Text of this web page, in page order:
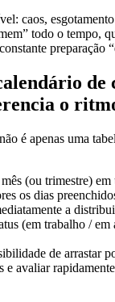
caos,
todo o tempo,
preparação
de
o
é apenas uma
(ou trimestre) em
os dias
a
(em trabalho /
de arrastar
e avaliar